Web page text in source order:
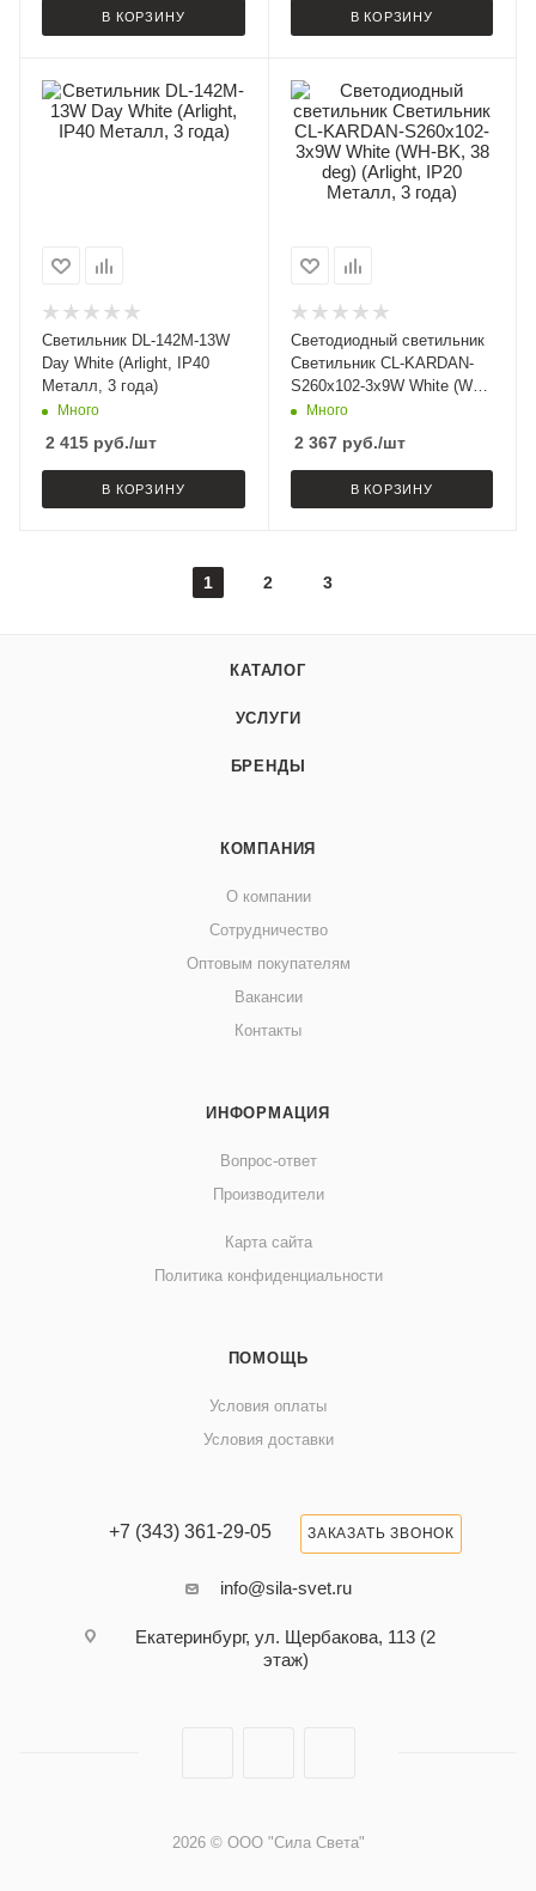
В КОРЗИНУ В КОРЗИНУ
Светильник DL-142M-13W
Day White (Arlight, IP40
Металл, 3 года)
Много
2 415 руб./шт
В КОРЗИНУ
Светодиодный светильник
Светильник CL-KARDAN-
S260x102-3x9W White (WH-
BK, 38 deg) (Arlight, IP20
Много
2 367руб./шт
В КОРЗИНУ
1 2 3
КАТАЛОГ
УСЛУГИ
БРЕНДЫ
КОМПАНИЯ
О компании
Сотрудничество
Оптовым покупателям
Вакансии
Контакты
ИНФОРМАЦИЯ
Вопрос-ответ
Производители
Карта сайта
Политика конфиденциальности
ПОМОЩЬ
Условия оплаты
Условия доставки
+7 (343) 361-29-05 ЗАКАЗАТЬ ЗВОНОК
info@sila-svet.ru
Екатеринбург, ул. Щербакова, 113 (2
этаж)
2026 © ООО "Сила Света"